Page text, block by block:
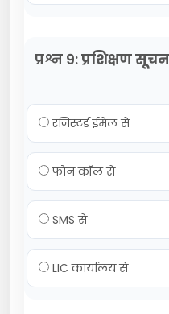
प्रश्न 9:प्रशिक्षण
रजिस्टर्ड ईमेल से
फोन कॉल से
SMS से
LIC कार्यालय से